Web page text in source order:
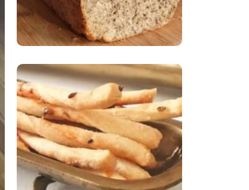
Comer Bem:
Palitinhos De Cebola
E Salsa